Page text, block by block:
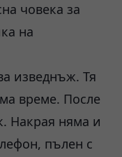
човека за
на
изведнъж. Тя
време. После
Накрая няма и
пълен с